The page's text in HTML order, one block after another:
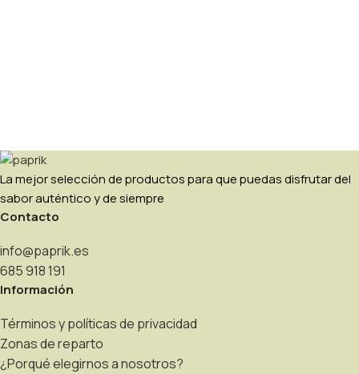
La mejor selección de productos para que puedas disfrutar del
sabor auténtico y de siempre
Contacto
info@paprik.es
685 918 191
Información
Términos y políticas de privacidad
Zonas de reparto
¿Porqué elegirnos a nosotros?